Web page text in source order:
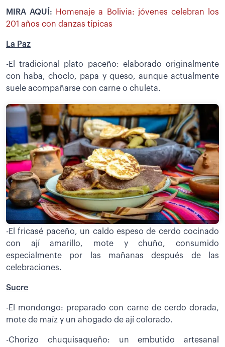
MIRA AQUÍ:
Homenaje a Bolivia: jóvenes celebran los
201 años con danzas típicas
La Paz
-El tradicional plato paceño: elaborado originalmente
con haba, choclo, papa y queso, aunque actualmente
suele acompañarse con carne o chuleta.
-El fricasé paceño, un caldo espeso de cerdo cocinado
con ají amarillo, mote y chuño, consumido
especialmente por las mañanas después de las
celebraciones.
Sucre
-El mondongo: preparado con carne de cerdo dorada,
mote de maíz y un ahogado de ají colorado.
-Chorizo chuquisaqueño: un embutido artesanal